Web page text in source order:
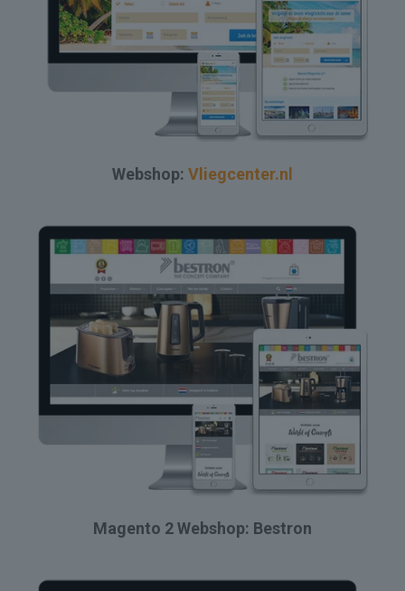
Webshop: Vliegcenter.nl
Magento 2 Webshop: Bestron